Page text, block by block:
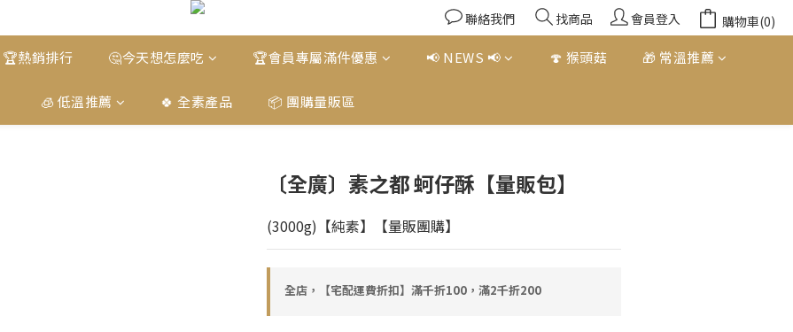
聯絡我們 找商品 會員登入 購物車(0)
🏆熱銷排行 🤔今天想怎麼吃 🏆會員專屬滿件優惠 📢 NEWS 📢 🍄 猴頭菇 🎁 常溫推薦
🧊 低溫推薦 🍀 全素產品 📦 團購量販區
〔全廣〕素之都 蚵仔酥【量販包】
(3000g)【純素】【量販團購】
全店，【宅配運費折扣】滿千折100，滿2千折200